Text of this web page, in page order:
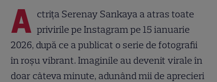
A ctrița Serenay Sarıkaya a atras toate
privirile pe Instagram pe 15 ianuarie
2026, după ce a publicat o serie de fotografii
în roșu vibrant. Imaginile au devenit virale în
doar câteva minute, adunând mii de aprecieri